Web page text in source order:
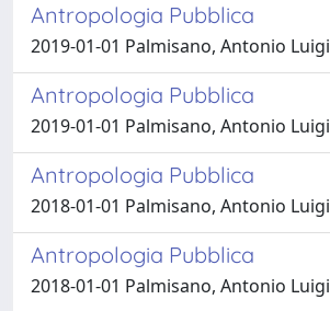
Antropologia Pubblica
2019-01-01 Palmisano, Antonio Luigi
Antropologia Pubblica
2019-01-01 Palmisano, Antonio Luigi
Antropologia Pubblica
2018-01-01 Palmisano, Antonio Luigi
Antropologia Pubblica
2018-01-01 Palmisano, Antonio Luigi